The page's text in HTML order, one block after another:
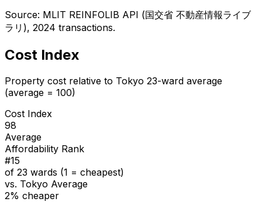
Source: MLIT REINFOLIB API (国交省 不動産情報ライブ
ラリ), 2024 transactions.
Cost Index
Property cost relative to Tokyo 23-ward average
(average = 100)
Cost Index
98
Average
Affordability Rank
#15
of 23 wards (1 = cheapest)
vs. Tokyo Average
2% cheaper